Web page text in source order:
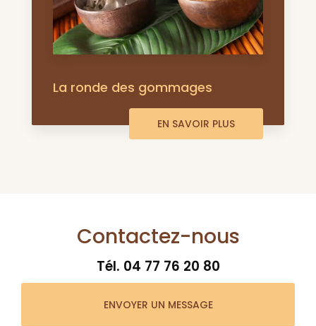
La ronde des gommages
EN SAVOIR PLUS
Contactez-nous
Tél. 04 77 76 20 80
ENVOYER UN MESSAGE